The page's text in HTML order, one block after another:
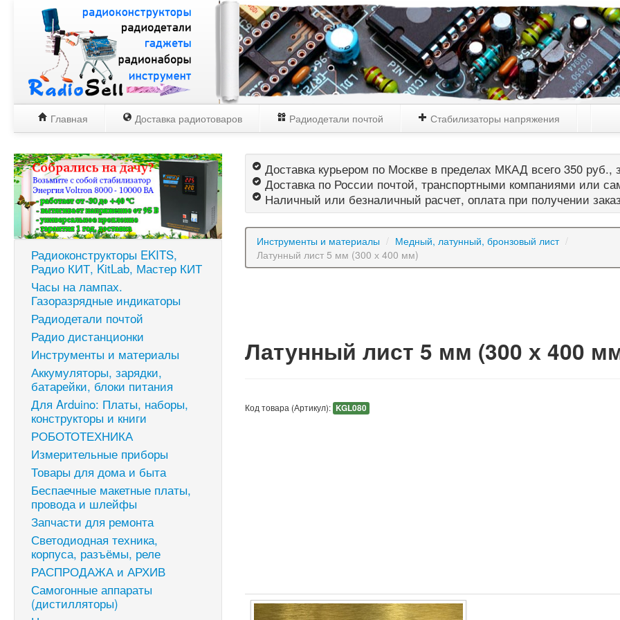
Главная Доставка радиотоваров Радиодетали почтой Стабилизаторы напряжения
Радиоконструкторы EKITS,
Радио КИТ, KitLab, Мастер КИТ
Часы на лампах.
Газоразрядные индикаторы
Радиодетали почтой
Радио дистанционки
Инструменты и материалы
Аккумуляторы, зарядки,
батарейки, блоки питания
Для Arduino: Платы, наборы,
конструкторы и книги
РОБОТОТЕХНИКА
Измерительные приборы
Товары для дома и быта
Беспаечные макетные платы,
провода и шлейфы
Запчасти для ремонта
Светодиодная техника,
корпуса, разъёмы, реле
РАСПРОДАЖА и АРХИВ
Самогонные аппараты
(дистилляторы)
Доставка курьером по Москве в пределах МКАД всего 350
Доставка по России почтой, транспортными компаниями или
Наличный или безналичный расчет, оплата при получении
Инструменты и материалы / Медный, латунный, бронзовый лист /
Латунный лист 5 мм (300 х 400 мм)
Латунный лист 5 мм (300 х 400
Код товара (Артикул): KGL080